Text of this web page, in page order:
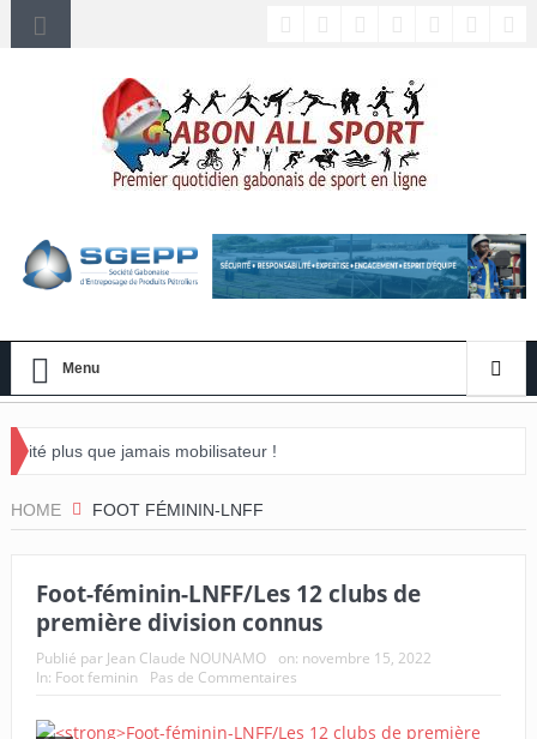
Menu
mobilisateur !
HOME FOOT FÉMININ-LNFF
Foot-féminin-LNFF/Les 12 clubs de
première division connus
Publié par Jean Claude NOUNAMO on: novembre 15, 2022
In: Foot feminin Pas de Commentaires